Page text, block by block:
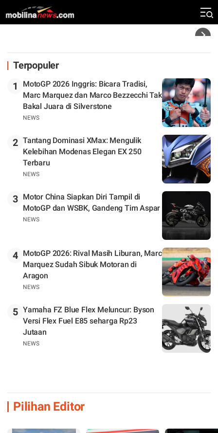
Silverstone. Seri Selanjutnya Belum Jelas
Terpopuler
1
MotoGP 2026 Inggris: Bicara Tradisi,
Marc Marquez dan Marco Bezzecchi Tak
Bakal Juara di Silverstone
NEWS
2 Tantang Dominasi XMax: Mengulik
Kelebihan Modenas Elegan EX 250
Terbaru
NEWS
3
Motor China Siapkan Diri Tampil di
MotoGP dan WSBK, Gandeng Tim Aspar
NEWS
4
MotoGP 2026: Rival Masih Liburan, Marc
Marquez Sudah Sibuk Motoran di
Aragon
NEWS
5 Yamaha FZ Blue Flex Meluncur: Byson
Versi Flex Fuel E85 seharga Rp23
Jutaan
NEWS
Pilihan Editor